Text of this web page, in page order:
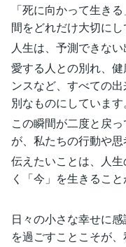
「死に向かって生き
間をどれだけ大切にし
人生は、予測できない
愛する人との別れ、
ンスなど、すべての
別なものにしています。
この瞬間が二度と戻
が、私たちの行動や思
伝えたいことは、人
く「今」を生きるこ
日々の小さな幸せに
を過ごすことこそが